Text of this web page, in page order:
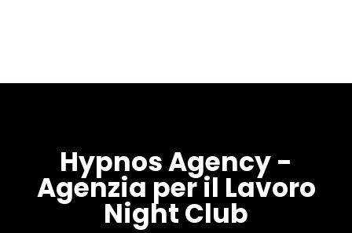
Hypnos Agency -
Agenzia per il Lavoro
Night Club